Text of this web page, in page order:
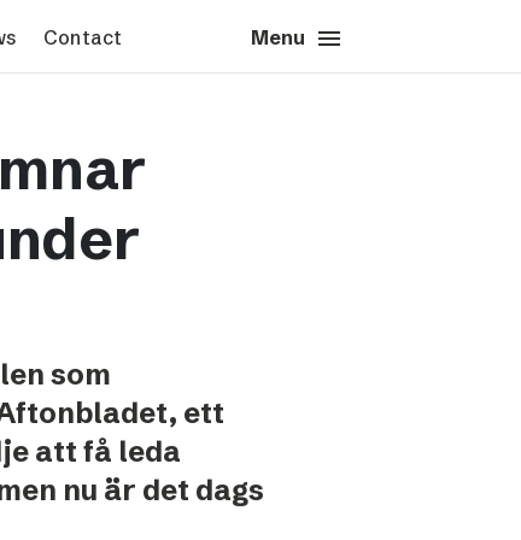
Contact Menu menu
Close close
som
ett
att få leda
nu är det dags